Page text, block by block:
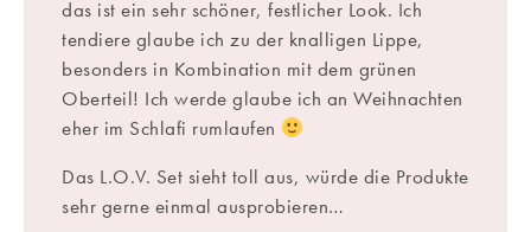
das ist ein sehr schöner, festlicher Look. Ich
tendiere glaube ich zu der knalligen Lippe,
besonders in Kombination mit dem grünen
Oberteil! Ich werde glaube ich an Weihnachten
eher im Schlafi rumlaufen
Das L.O.V. Set sieht toll aus, würde die Produkte
sehr gerne einmal ausprobieren…